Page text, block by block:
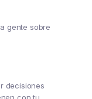
gente sobre
decisiones